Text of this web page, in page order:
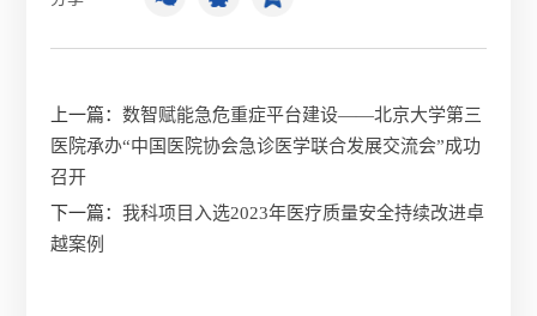
上一篇：数智赋能急危重症平台建设——北京大学第三
医院承办“中国医院协会急诊医学联合发展交流会”成功
召开
下一篇：我科项目入选2023年医疗质量安全持续改进卓
越案例